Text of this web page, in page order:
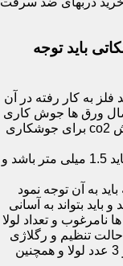
باید توجه
به کار رفته در آن
ورق ها جوش کاری
مناسبی داشته باشند و بهتر است از جوش co2 برای جوشکاری
ضخامت چهارچوب:ضخامت چهارچوب باید 1.5 میلی متر باشد و
به آن توجه نمود
باید بتواند به آسانی
نامرغوب و تعداد لولا
تنظیم و رگلاژی
خارج میشود که بهترین حالت استفاده از 3 عدد لولا و همچنین